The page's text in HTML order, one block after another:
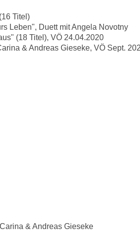
Titel)
Leben", Duett mit Angela Novotny
(18 Titel), VÖ 24.04.2020
& Andreas Gieseke, VÖ Sept.
& Andreas Gieseke